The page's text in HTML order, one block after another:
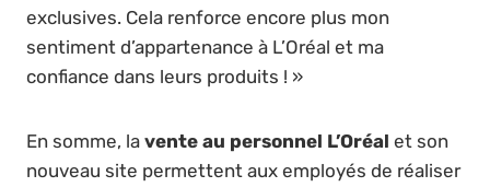
exclusives. Cela renforce encore plus mon
sentiment d’appartenance à L’Oréal et ma
confiance dans leurs produits ! »
En somme, la vente au personnel L’Oréal et son
nouveau site permettent aux employés de réaliser